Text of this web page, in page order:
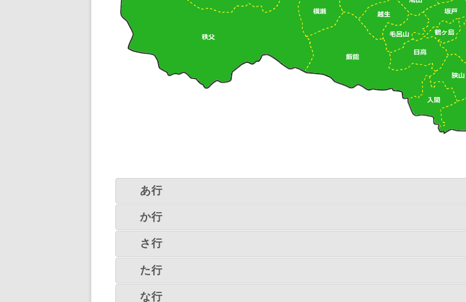
あ行
か行
さ行
た行
な行